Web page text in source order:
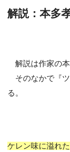
解説：本多
解説は作家の本
そのなかで『ツ
る。
ケレン味に溢れ